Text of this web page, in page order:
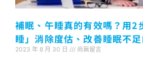
補眠、午睡真的有效嗎？用2
睡」消除度估、改善睡眠不足
2023 年 8 月 30 日 尚無留言